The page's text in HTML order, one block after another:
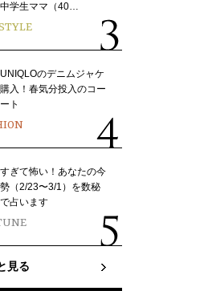
学生ママ（40…
のデニムジャケ
入！春気分投入のコー
ト
ぎて怖い！あなたの今
（2/23〜3/1）を数秘
占います
見る